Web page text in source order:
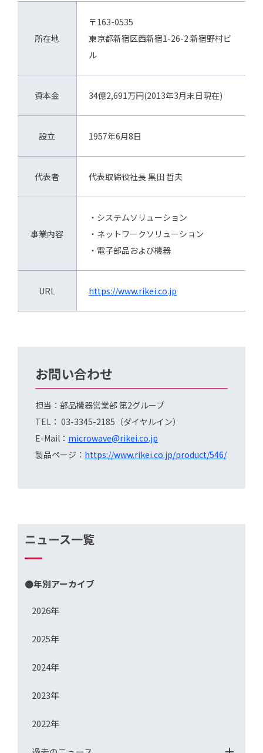
ニュース一覧
●年別アーカイブ
2026年
2025年
2024年
2023年
2022年
所在地
〒163-0535
東京都新宿区西新宿1-26-2 新宿野村ビ
ル
資本金 34億2,691万円(2013年3月末日現在)
設立 1957年6月8日
代表者 代表取締役社長 黒田 哲夫
事業内容
・システムソリューション
・ネットワークソリューション
・電子部品および機器
URL https://www.rikei.co.jp
お問い合わせ
担当：部品機器営業部 第2グループ
TEL： 03-3345-2185（ダイヤルイン）
E-Mail： microwave@rikei.co.jp
製品ページ： https://www.rikei.co.jp/product/546/